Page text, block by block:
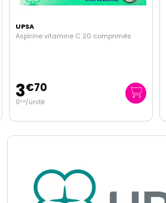
UPSA
Aspirine vitamine C 20 comprimés
3€70
0€ 19/unité